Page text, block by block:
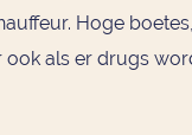
Hoge
als er drugs